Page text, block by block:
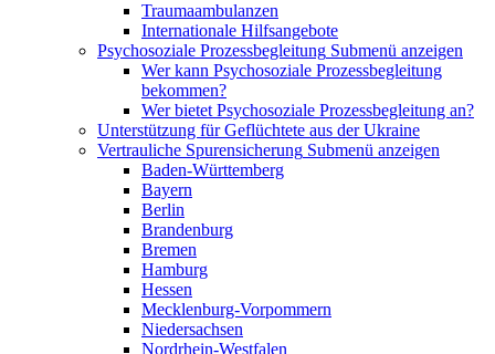
Traumaambulanzen
Internationale Hilfsangebote
Psychosoziale Prozessbegleitung Submenü anzeigen
Wer kann Psychosoziale Prozessbegleitung
bekommen?
Wer bietet Psychosoziale Prozessbegleitung an?
Unterstützung für Geflüchtete aus der Ukraine
Vertrauliche Spurensicherung Submenü anzeigen
Baden-Württemberg
Bayern
Berlin
Brandenburg
Bremen
Hamburg
Hessen
Mecklenburg-Vorpommern
Niedersachsen
Nordrhein-Westfalen